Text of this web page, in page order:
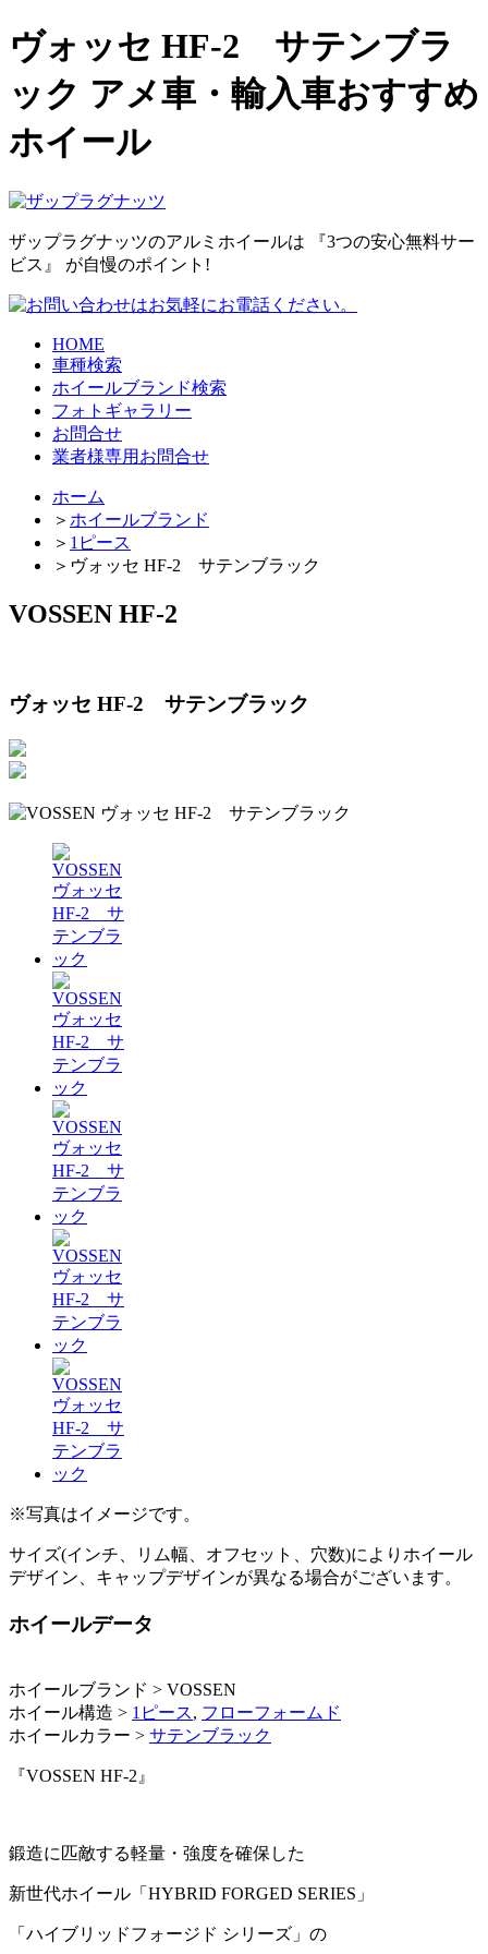
ヴォッセ HF-2 サテンブラ
ック アメ車・輸入車おすすめ
ホイール
ザップラグナッツのアルミホイールは
『3つの安心無料サー
ビス』 が自慢のポイント!
HOME
車種検索
ホイールブランド検索
フォトギャラリー
お問合せ
業者様専用お問合せ
ホーム
＞ ホイールブランド
＞ 1ピース
＞ ヴォッセ HF-2 サテンブラック
VOSSEN HF-2
ヴォッセ HF-2 サテンブラック
※写真はイメージです。
サイズ(インチ、リム幅、オフセット、穴数)によりホイール
デザイン、キャップデザインが異なる場合がございます。
ホイールデータ
ホイールブランド > VOSSEN
ホイール構造 > 1ピース, フローフォームド
ホイールカラー > サテンブラック
『VOSSEN HF-2』
鍛造に匹敵する軽量・強度を確保した
新世代ホイール「HYBRID FORGED SERIES」
「ハイブリッドフォージド シリーズ」の